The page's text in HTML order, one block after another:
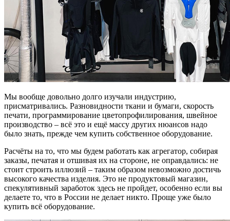
Мы вообще довольно долго изучали индустрию,
присматривались. Разновидности ткани и бумаги, скорость
печати, программирование цветопрофилирования, швейное
производство – всё это и ещё массу других нюансов надо
было знать, прежде чем купить собственное оборудование.
Расчёты на то, что мы будем работать как агрегатор, собирая
заказы, печатая и отшивая их на стороне, не оправдались: не
стоит строить иллюзий – таким образом невозможно достичь
высокого качества изделия. Это не продуктовый магазин,
спекулятивный заработок здесь не пройдет, особенно если вы
делаете то, что в России не делает никто. Проще уже было
купить всё оборудование.